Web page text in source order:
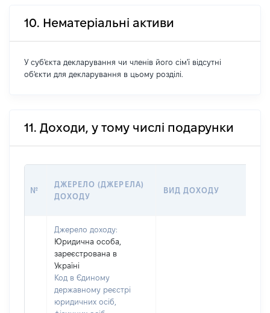
10. Нематеріальні активи
У суб'єкта декларування чи членів його сім'ї відсутні
об'єкти для декларування в цьому розділі.
11. Доходи, у тому числі подарунки
№
ДЖЕРЕЛО (ДЖЕРЕЛА)
ДОХОДУ
ВИД ДОХОДУ
Джерело доходу:
Юридична особа,
зареєстрована в
Україні
Код в Єдиному
державному реєстрі
юридичних осіб,